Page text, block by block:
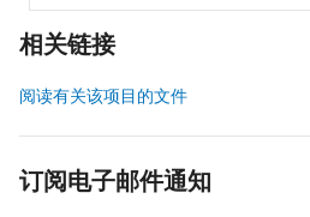
相关链接
阅读有关该项目的文件
订阅电子邮件通知